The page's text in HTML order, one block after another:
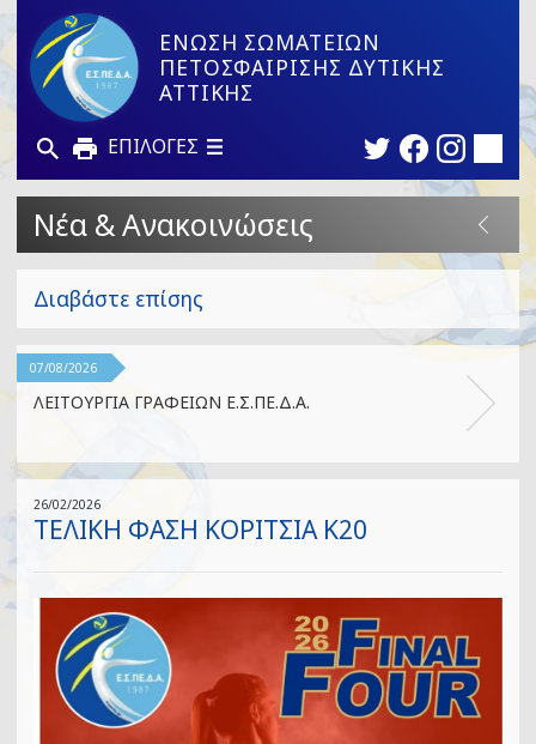
ΕΝΩΣΗ ΣΩΜΑΤΕΙΩΝ
ΠΕΤΟΣΦΑΙΡΙΣΗΣ ΔΥΤΙΚΗΣ
ΑΤΤΙΚΗΣ
ΕΠΙΛΟΓΕΣ
Νέα & Ανακοινώσεις
26/02/2026
ΤΕΛΙΚΗ ΦΑΣΗ ΚΟΡΙΤΣΙΑ Κ20
Διαβάστε επίσης
07/08/2026
ΛΕΙΤΟΥΡΓΙΑ ΓΡΑΦΕΙΩΝ Ε.Σ.ΠΕ.Δ.Α.